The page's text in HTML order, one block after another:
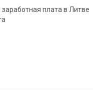
плата в Литве